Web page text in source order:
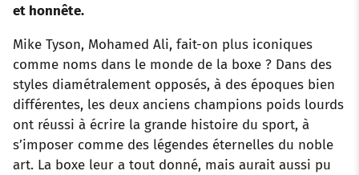
o
o
k
r p
p
e
s
t
I
n
et honnête.
Mike Tyson, Mohamed Ali, fait-on plus iconiques
comme noms dans le monde de la boxe ? Dans des
styles diamétralement opposés, à des époques bien
différentes, les deux anciens champions poids lourds
ont réussi à écrire la grande histoire du sport, à
s’imposer comme des légendes éternelles du noble
art. La boxe leur a tout donné, mais aurait aussi pu